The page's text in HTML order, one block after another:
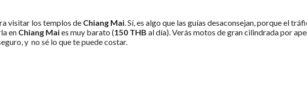
visitar los templos de Chiang Mai. Sí, es algo que las guías desaconsejan, porque el
en Chiang Maies muy barato (150 THB al día). Verás motos de gran cilindrada por
y no sé lo que te puede costar.